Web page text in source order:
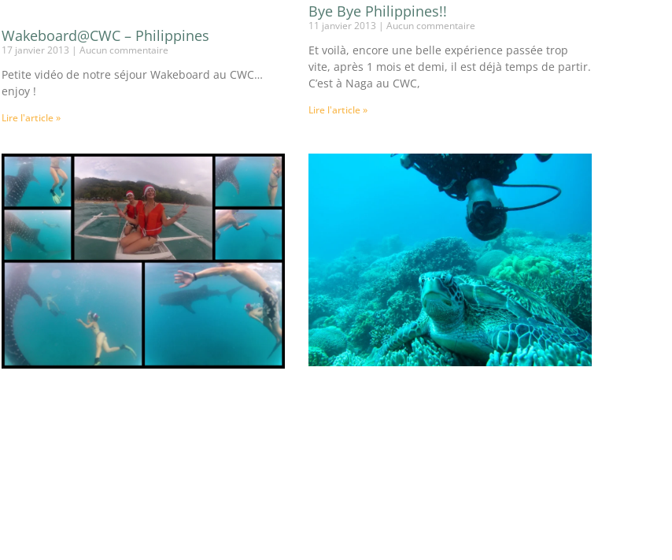
Wakeboard@CWC – Philippines
17 janvier 2013 Aucun commentaire
Petite vidéo de notre séjour Wakeboard au CWC…
enjoy !
Lire l'article »
Bye Bye Philippines!!
11 janvier 2013 Aucun commentaire
Et voilà, encore une belle expérience passée trop
vite, après 1 mois et demi, il est déjà temps de partir.
C’est à Naga au CWC,
Lire l'article »